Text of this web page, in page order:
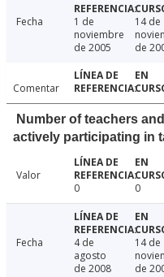
Fecha
1 de
noviembre
de 2005
14 de
de
Comentar
Number of teachers
actively participating in
Valor
0
0
Fecha
4 de
agosto
de 2008
14 de
de